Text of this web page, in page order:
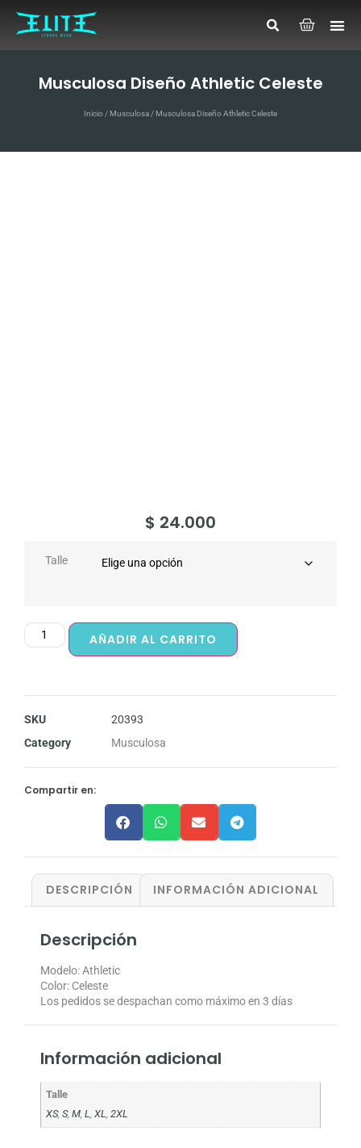
Musculosa Diseño Athletic Celeste
Inicio/ Musculosa/ Musculosa Diseño Athletic Celeste
$ 24.000
Talle
AÑADIR AL CARRITO
SKU
20393
Category
Musculosa
Compartir en:
DESCRIPCIÓN INFORMACIÓN ADICIONAL
Descripción
Modelo: Athletic
Color: Celeste
Los pedidos se despachan como máximo en 3 días
Información adicional
Talle
XS,S,M,L,XL,2XL